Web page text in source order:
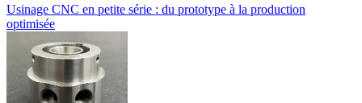
Usinage CNC en petite série : du prototype à la production
optimisée